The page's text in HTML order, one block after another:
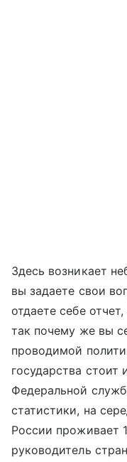
Здесь возникает
вы задаете свои
отдаете себе
так почему же вы
проводимой
государства
Федеральной
статистики, на
России проживает
руководитель